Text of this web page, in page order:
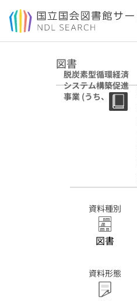
本文へ移動
図書
脱炭素型循環経済
システム構築促進
事業 (うち、プラ
スチック等資源循
事業) (産業廃棄バ
た海洋生分解プラ
スチックの開発と
用途展開) 委託業
務成果報告書 令
資料種別
図書
資料形態